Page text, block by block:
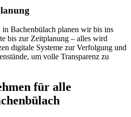
Bachenbülach planen wir bis ins
bis zur Zeitplanung – alles wird
digitale Systeme zur Verfolgung und
um volle Transparenz zu
für alle